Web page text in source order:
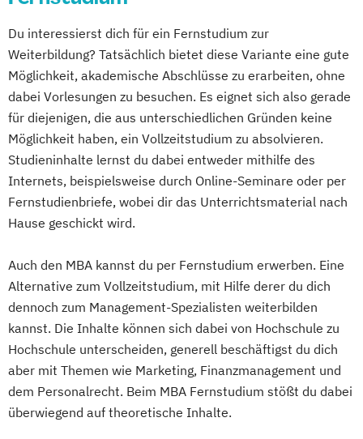
MBA Leading Business Transformation
MBA Management in der Weinwirtschaft
MBA Marketing-Management
MBA Motorsport-Management
MBA Sport-Management
MBA Unternehmensführung
MBA Vertriebsingenieur/in
Du interessierst dich für ein Fernstudium zur
Weiterbildung? Tatsächlich bietet diese Variante eine gute
Möglichkeit, akademische Abschlüsse zu erarbeiten, ohne
dabei Vorlesungen zu besuchen. Es eignet sich also gerade
für diejenigen, die aus unterschiedlichen Gründen keine
Möglichkeit haben, ein Vollzeitstudium zu absolvieren.
Studieninhalte lernst du dabei entweder mithilfe des
Internets, beispielsweise durch Online-Seminare oder per
Fernstudienbriefe, wobei dir das Unterrichtsmaterial nach
Hause geschickt wird.
Auch den MBA kannst du per Fernstudium erwerben. Eine
Alternative zum Vollzeitstudium, mit Hilfe derer du dich
dennoch zum Management-Spezialisten weiterbilden
kannst. Die Inhalte können sich dabei von Hochschule zu
Hochschule unterscheiden, generell beschäftigst du dich
aber mit Themen wie Marketing, Finanzmanagement und
dem Personalrecht. Beim MBA Fernstudium stößt du dabei
überwiegend auf theoretische Inhalte.